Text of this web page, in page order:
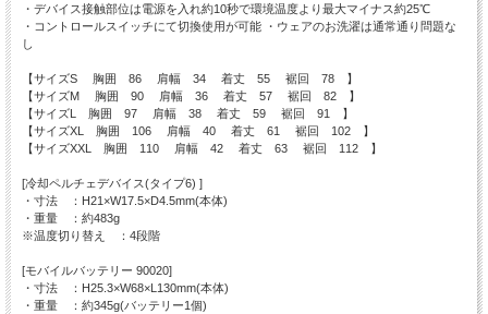
・デバイス接触部位は電源を入れ約10秒で環境温度より最大マイナス約25℃
・コントロールスイッチにて切換使用が可能 ・ウェアのお洗濯は通常通り問題な
し
【サイズS 胸囲 86 肩幅 34 着丈 55 裾回 78 】
【サイズM 胸囲 90 肩幅 36 着丈 57 裾回 82 】
【サイズL 胸囲 97 肩幅 38 着丈 59 裾回 91 】
【サイズXL 胸囲 106 肩幅 40 着丈 61 裾回 102 】
【サイズXXL 胸囲 110 肩幅 42 着丈 63 裾回 112 】
[冷却ペルチェデバイス(タイプ6) ]
・寸法 ：H21×W17.5×D4.5mm(本体)
・重量 ：約483g
※温度切り替え ：4段階
[モバイルバッテリー 90020]
・寸法 ：H25.3×W68×L130mm(本体)
・重量 ：約345g(バッテリー1個)